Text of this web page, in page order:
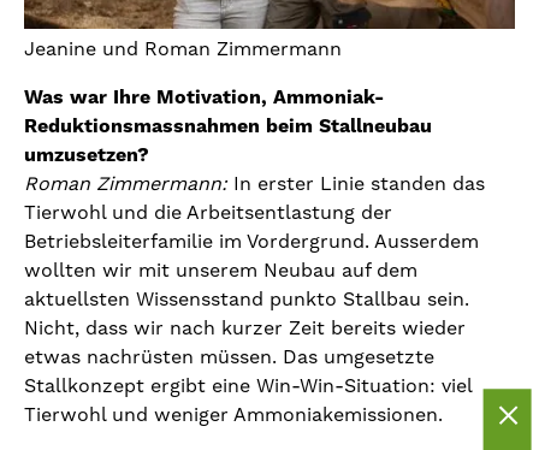
Jeanine und Roman Zimmermann
Was war Ihre Motivation, Ammoniak-
Reduktionsmassnahmen beim Stallneubau
umzusetzen?
Roman Zimmermann:In erster Linie standen das
Tierwohl und die Arbeitsentlastung der
Betriebsleiterfamilie im Vordergrund. Ausserdem
wollten wir mit unserem Neubau auf dem
aktuellsten Wissensstand punkto Stallbau sein.
Nicht, dass wir nach kurzer Zeit bereits wieder
etwas nachrüsten müssen. Das umgesetzte
Stallkonzept ergibt eine Win-Win-Situation: viel
Tierwohl und weniger Ammoniakemissionen.